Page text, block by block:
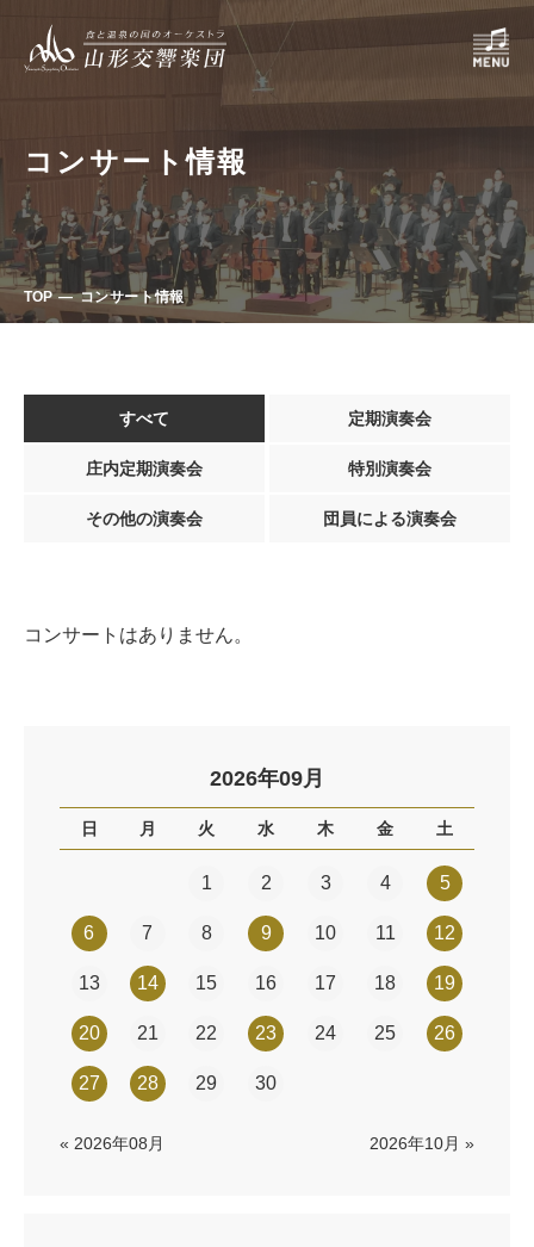
コンサート情報
TOP コンサート情報
すべて 定期演奏会
庄内定期演奏会 特別演奏会
その他の演奏会 団員による演奏会
コンサートはありません。
2026年09月
日 月 火 水 木 金 土
1 2 3 4 5
6 7 8 9 10 11 12
13 14 15 16 17 18 19
20 21 22 23 24 25 26
27 28 29 30
« 2026年08月 2026年10月 »